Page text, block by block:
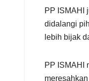
PP ISMAHI
didalangi
lebih bijak
PP ISMAHI